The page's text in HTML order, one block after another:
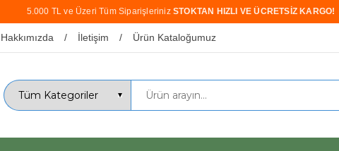
5.000 TL ve Üzeri Tüm Siparişleriniz STOKTAN HIZLI VE ÜCRETSİZ KARGO!
Hakkımızda İletişim Ürün Kataloğumuz